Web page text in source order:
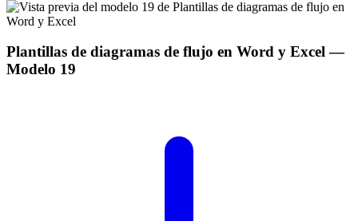
Plantillas de diagramas de flujo en Word y Excel—
Modelo 19